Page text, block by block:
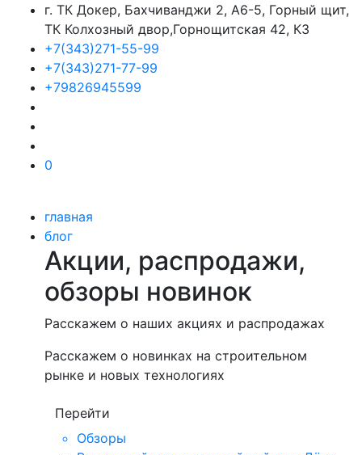
г. ТК Докер, Бахчиванджи 2, А6-5, Горный щит,
ТК Колхозный двор,Горнощитская 42, К3
+7(343)271-55-99
+7(343)271-77-99
+79826945599
0
главная
блог
Акции, распродажи,
обзоры новинок
Расскажем о наших акциях и распродажах
Расскажем о новинках на строительном
рынке и новых технологиях
Перейти
Обзоры